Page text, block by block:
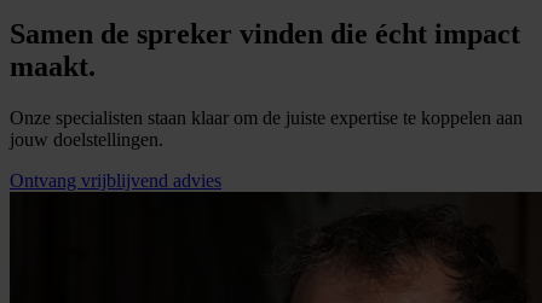
Samen de spreker vinden die écht impact
maakt.
Onze specialisten staan klaar om de juiste expertise te koppelen aan
jouw doelstellingen.
Ontvang vrijblijvend advies